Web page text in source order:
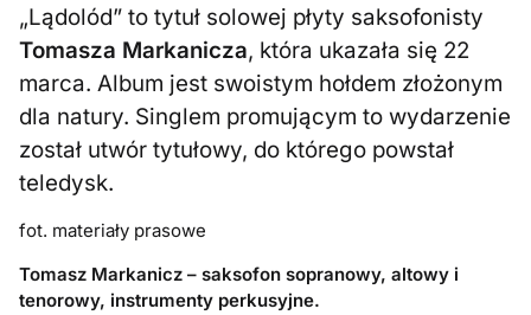
„Lądolód” to tytuł solowej płyty saksofonisty
Tomasza Markanicza, która ukazała się 22
marca. Album jest swoistym hołdem złożonym
dla natury. Singlem promującym to wydarzenie
został utwór tytułowy, do którego powstał
teledysk.
fot. materiały prasowe
Tomasz Markanicz – saksofon sopranowy, altowy i
tenorowy, instrumenty perkusyjne.